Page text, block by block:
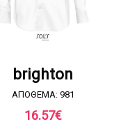
brighton
ΑΠΟΘΕΜΑ: 981
16.57€